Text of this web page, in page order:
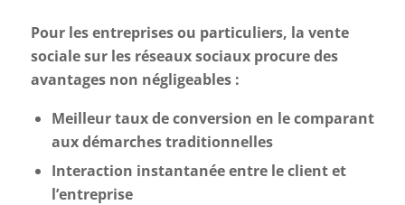
Pour les entreprises ou particuliers, la vente
sociale sur les réseaux sociaux procure des
avantages non négligeables :
Meilleur taux de conversion en le comparant
aux démarches traditionnelles
Interaction instantanée entre le client et
l’entreprise